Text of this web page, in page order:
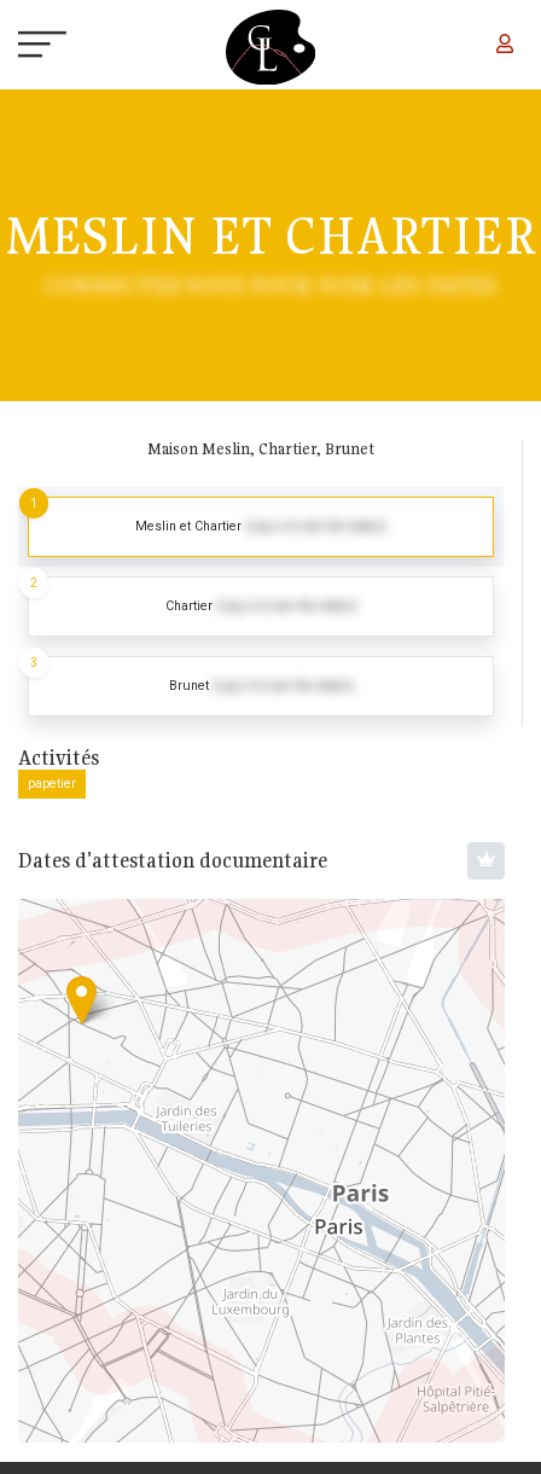
MESLIN ET CHARTIER
CONNECTEZ-VOUS POUR VOIR LES DATES
Maison Meslin, Chartier, Brunet
Meslin et Chartier
1
Chartier
2
Brunet
3
Activités
papetier
Dates d'attestation documentaire